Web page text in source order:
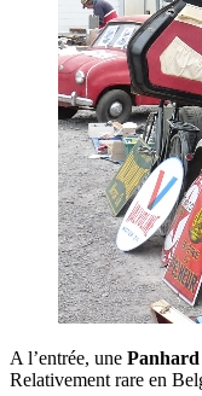
A l’entrée, une
Relativement rare en